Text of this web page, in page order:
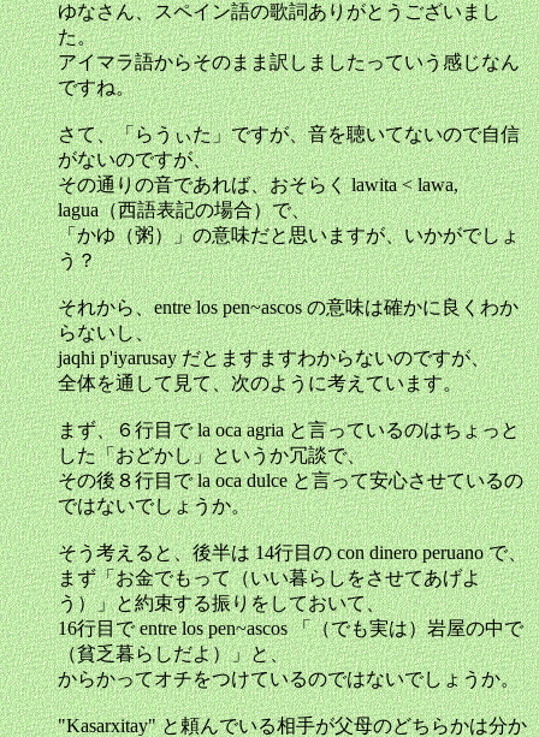
ゆなさん、スペイン語の歌詞ありがとうございまし
た。
アイマラ語からそのまま訳しましたっていう感じなん
ですね。
さて、「らうぃた」ですが、音を聴いてないので自信
がないのですが、
その通りの音であれば、おそらく lawita < lawa,
lagua（西語表記の場合）で、
「かゆ（粥）」の意味だと思いますが、いかがでしょ
う？
それから、entre los pen~ascos の意味は確かに良くわか
らないし、
jaqhi p'iyarusay だとますますわからないのですが、
全体を通して見て、次のように考えています。
まず、６行目で la oca agria と言っているのはちょっと
した「おどかし」というか冗談で、
その後８行目で la oca dulce と言って安心させているの
ではないでしょうか。
そう考えると、後半は 14行目の con dinero peruano で、
まず「お金でもって（いい暮らしをさせてあげよ
う）」と約束する振りをしておいて、
16行目で entre los pen~ascos 「（でも実は）岩屋の中で
（貧乏暮らしだよ）」と、
からかってオチをつけているのではないでしょうか。
"Kasarxitay" と頼んでいる相手が父母のどちらかは分か